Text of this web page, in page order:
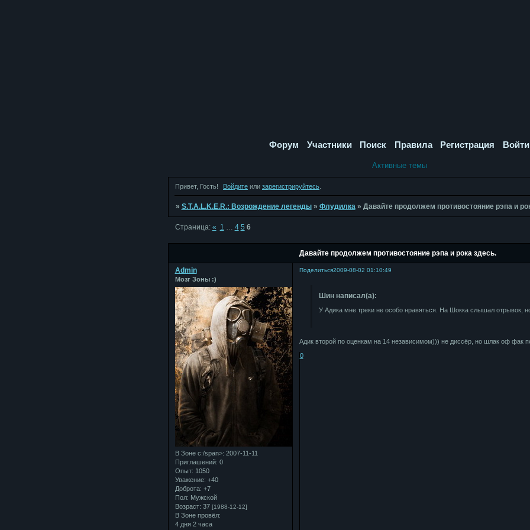
Форум Участники Поиск Правила Регистрация Войти
Активные темы
Привет, Гость! Войдите или зарегистрируйтесь
» S.T.A.L.K.E.R.: Возрождение легенды » Флудилка » Давайте продолжем противостояние рэпа и
Давайте продолжем противостояние рэпа и рока здесь.
Страница: « 1 … 4 5 6
Поделиться2009-08-02 01:10:49
Admin
Мозг Зоны :)
В Зоне с:/span>: 2007-11-11
Приглашений: 0
Опыт: 1050
Уважение: +40
Доброта: +7
Пол: Мужской
Возраст: 37 [1988-12-12]
В Зоне провёл:
4 дня 2 часа
Шин написал(а):
У Адика мне треки не особо нравяться. На Шокка слышал отрывок,
Адик второй по оценкам на 14 независимом))) не диссёр, но шлак оф фак
0